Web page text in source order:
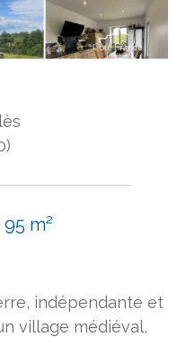
m²
indépendante et
village médiéval,
COEUR